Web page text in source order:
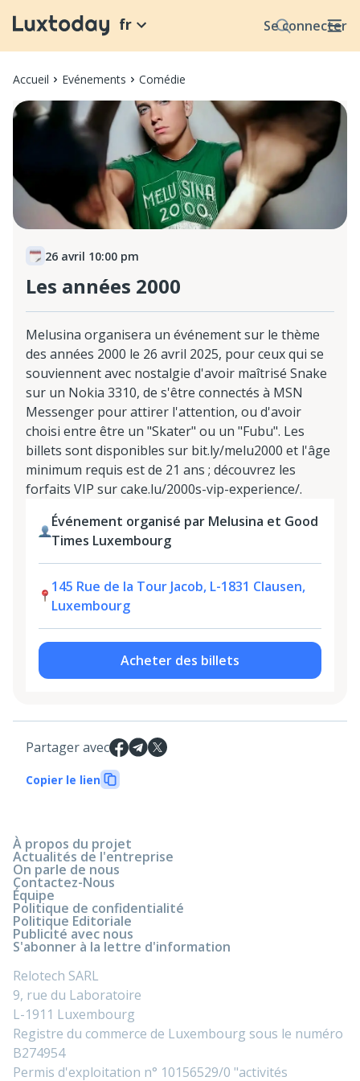
Se connecter
fr
Accueil Evénements Comédie
26 avril 10:00 pm
Les années 2000
Melusina organisera un événement sur le thème
des années 2000 le 26 avril 2025, pour ceux qui se
souviennent avec nostalgie d'avoir maîtrisé Snake
sur un Nokia 3310, de s'être connectés à MSN
Messenger pour attirer l'attention, ou d'avoir
choisi entre être un "Skater" ou un "Fubu". Les
billets sont disponibles sur bit.ly/melu2000 et l'âge
minimum requis est de 21 ans ; découvrez les
forfaits VIP sur cake.lu/2000s-vip-experience/.
Événement organisé par Melusina et Good
Times Luxembourg
145 Rue de la Tour Jacob, L-1831 Clausen,
Luxembourg
Acheter des billets
Partager avec
Copier le lien
À propos du projet
Actualités de l'entreprise
On parle de nous
Contactez-Nous
Équipe
Politique de confidentialité
Politique Editoriale
Publicité avec nous
S'abonner à la lettre d'information
Relotech SARL
9, rue du Laboratoire
L-1911 Luxembourg
Registre du commerce de Luxembourg sous le numéro
B274954
Permis d'exploitation n° 10156529/0 "activités